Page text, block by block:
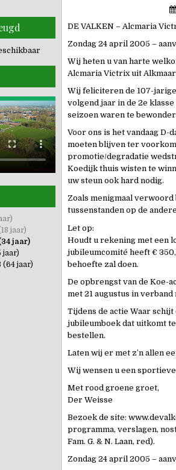
DE VALKEN – Alcmaria
Zondag 24 april 2005 –
Wij heten u van harte
Alcmaria Victrix uit
Wij feliciteren de 107-
volgend jaar in de 2e
seizoen waren te
Voor ons is het vandaag
moeten blijven ter
promotie/degradatie
Koedijk thuis wisten te
uw steun ook hard nodig.
Zoals menigmaal
tussenstanden op de
Let op:
Houdt u rekening met een
jubileumcomité heeft €
behoefte zal doen.
De opbrengst van de Koe-
met 21 augustus in verband
Tijdens de actie Waar
jubileumboek dat uitkomt
bestellen.
Laten wij er met z’n allen
Wij wensen u een
Met rood groene groet,
Der Weisse
Bezoek de site:
programma, verslagen,
Fam. G. & N. Laan, red).
Zondag 24 april 2005 –
jaar)
jaar)
jaar)
(64 jaar)